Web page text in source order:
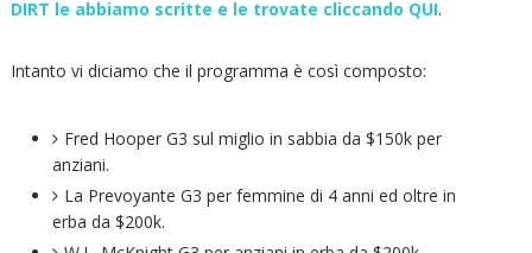
DIRT le abbiamo scritte e le trovate cliccando QUI.
Intanto vi diciamo che il programma è così composto:
Fred Hooper G3 sul miglio in sabbia da $150k per
anziani.
La Prevoyante G3 per femmine di 4 anni ed oltre in
erba da $200k.